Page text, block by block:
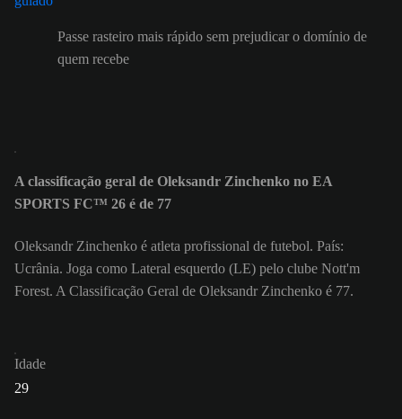
Passe rasteiro mais rápido sem prejudicar o domínio de
quem recebe
A classificação geral de Oleksandr Zinchenko no EA
SPORTS FC™ 26 é de 77
Oleksandr Zinchenko é atleta profissional de futebol. País:
Ucrânia. Joga como Lateral esquerdo (LE) pelo clube Nott'm
Forest. A Classificação Geral de Oleksandr Zinchenko é 77.
Idade
29